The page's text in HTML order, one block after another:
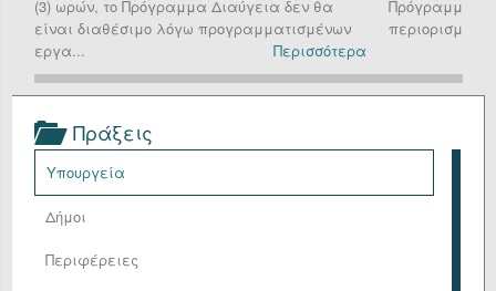
(3) ωρών, το Πρόγραμμα Διαύγεια δεν θα
είναι διαθέσιμο λόγω προγραμματισμένων
εργα...
Περισσότερα
Πρόγραμμα
περιορισμένη
Πράξεις
Υπουργεία
Δήμοι
Περιφέρειες